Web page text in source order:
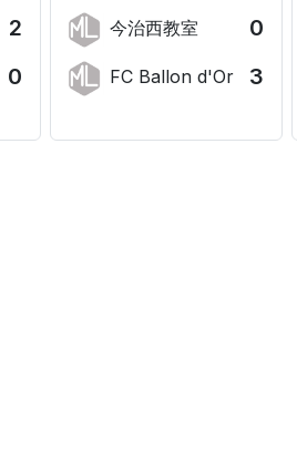
2
0
今治西教室 0
FC Ballon d'Or 3